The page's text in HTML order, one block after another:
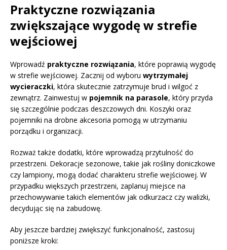
Praktyczne rozwiązania
zwiększające wygodę w strefie
wejściowej
Wprowadź praktyczne rozwiązania, które poprawią wygodę
w strefie wejściowej. Zacznij od wyboru wytrzymałej
wycieraczki, która skutecznie zatrzymuje brud i wilgoć z
zewnątrz. Zainwestuj w pojemnik na parasole, który przyda
się szczególnie podczas deszczowych dni. Koszyki oraz
pojemniki na drobne akcesoria pomogą w utrzymaniu
porządku i organizacji.
Rozważ także dodatki, które wprowadzą przytulność do
przestrzeni. Dekoracje sezonowe, takie jak rośliny doniczkowe
czy lampiony, mogą dodać charakteru strefie wejściowej. W
przypadku większych przestrzeni, zaplanuj miejsce na
przechowywanie takich elementów jak odkurzacz czy walizki,
decydując się na zabudowę.
Aby jeszcze bardziej zwiększyć funkcjonalność, zastosuj
poniższe kroki: